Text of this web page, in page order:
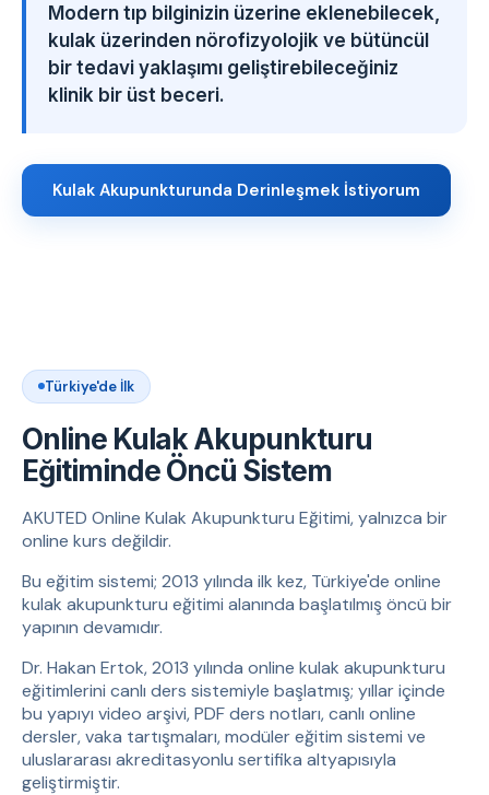
Modern tıp bilginizin üzerine eklenebilecek,
kulak üzerinden nörofizyolojik ve bütüncül
bir tedavi yaklaşımı geliştirebileceğiniz
klinik bir üst beceri.
Kulak Akupunkturunda Derinleşmek İstiyorum
Türkiye'de İlk
Online Kulak Akupunkturu
Eğitiminde Öncü Sistem
AKUTED Online Kulak Akupunkturu Eğitimi, yalnızca bir
online kurs değildir.
Bu eğitim sistemi; 2013 yılında ilk kez, Türkiye'de online
kulak akupunkturu eğitimi alanında başlatılmış öncü bir
yapının devamıdır.
Dr. Hakan Ertok, 2013 yılında online kulak akupunkturu
eğitimlerini canlı ders sistemiyle başlatmış; yıllar içinde
bu yapıyı video arşivi, PDF ders notları, canlı online
dersler, vaka tartışmaları, modüler eğitim sistemi ve
uluslararası akreditasyonlu sertifika altyapısıyla
geliştirmiştir.